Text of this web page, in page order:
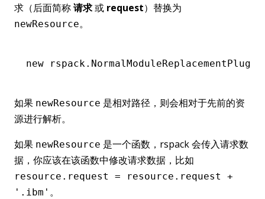
求（后面简称请求或 request）替换为
newResource。
new rspack.NormalModuleReplacementPlugin
如果 newResource 是相对路径，则会相对于先前的资
源进行解析。
如果 newResource 是一个函数，rspack 会传入请求数
据，你应该在该函数中修改请求数据，比如
resource.request = resource.request +
'.ibm' 。